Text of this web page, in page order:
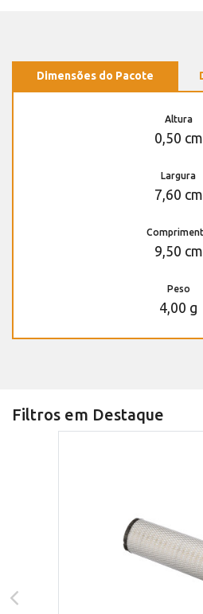
Dimensões do Pacote
Altura
0,50 cm
Largura
7,60 cm
9,50 cm
Peso
4,00 g
Filtros em Destaque